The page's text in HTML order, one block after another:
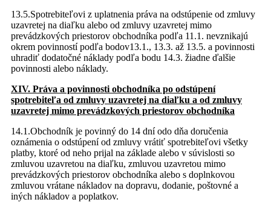
13.5.Spotrebiteľovi z uplatnenia práva na odstúpenie od zmluvy
uzavretej na diaľku alebo od zmluvy uzavretej mimo
prevádzkových priestorov obchodníka podľa 11.1. nevznikajú
okrem povinností podľa bodov13.1., 13.3. až 13.5. a povinnosti
uhradiť dodatočné náklady podľa bodu 14.3. žiadne ďalšie
povinnosti alebo náklady.
XIV. Práva a povinnosti obchodníka po odstúpení
spotrebiteľa od zmluvy uzavretej na diaľku a od zmluvy
uzavretej mimo prevádzkových priestorov obchodníka
14.1.Obchodník je povinný do 14 dní odo dňa doručenia
oznámenia o odstúpení od zmluvy vrátiť spotrebiteľovi všetky
platby, ktoré od neho prijal na základe alebo v súvislosti so
zmluvou uzavretou na diaľku, zmluvou uzavretou mimo
prevádzkových priestorov obchodníka alebo s doplnkovou
zmluvou vrátane nákladov na dopravu, dodanie, poštovné a
iných nákladov a poplatkov.